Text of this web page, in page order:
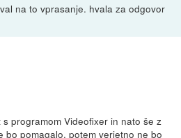
na to vprasanje. hvala za odgovor
programom Videofixer in nato še z
bo pomagalo, potem verjetno ne bo